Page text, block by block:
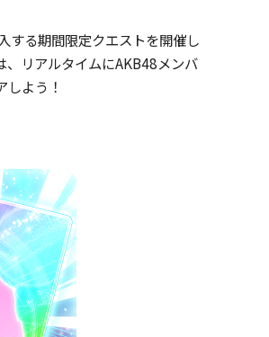
する期間限定クエストを開催し
、リアルタイムにAKB48メンバ
よう！